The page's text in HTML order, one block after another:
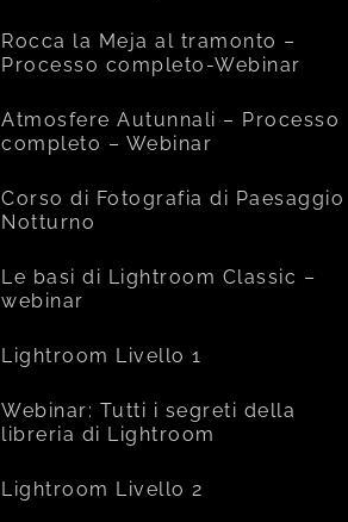
Rocca la Meja al tramonto –
Processo completo-Webinar
Atmosfere Autunnali – Processo
completo – Webinar
Corso di Fotografia di Paesaggio
Notturno
Le basi di Lightroom Classic –
webinar
Lightroom Livello 1
Webinar: Tutti i segreti della
libreria di Lightroom
Lightroom Livello 2